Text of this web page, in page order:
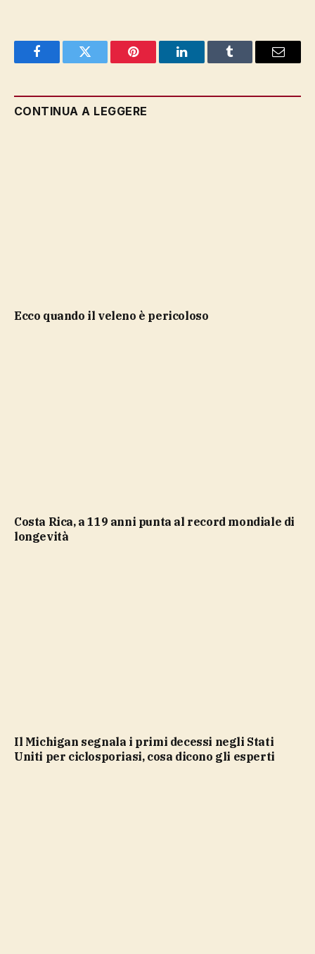
FacebookTwitter Pinterest LinkedInTumblr Email
CONTINUA A LEGGERE
ecco quando il veleno è pericoloso
Costa Rica, a 119 anni punta al record mondiale di
longevità
Il Michigan segnala i primi decessi negli Stati
Uniti per ciclosporiasi, cosa dicono gli esperti